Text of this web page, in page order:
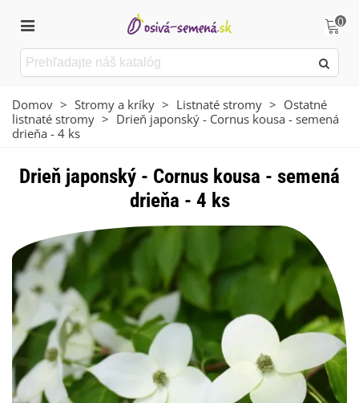
0
Domov > Stromy a kríky > Listnaté stromy > Ostatné
listnaté stromy > Drieň japonský - Cornus kousa - semená
drieňa - 4 ks
Drieň japonský - Cornus kousa - semená
drieňa - 4 ks